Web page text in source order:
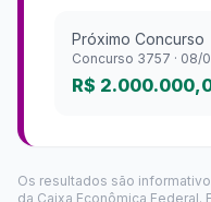
Próximo Concurso
Concurso 3757 · 08/
R$
Os resultados são
da Caixa Econômica Federal.